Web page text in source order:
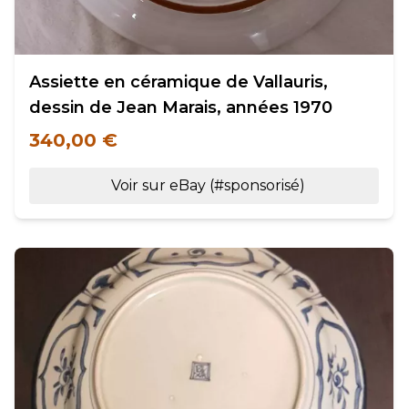
Assiette en céramique de Vallauris,
dessin de Jean Marais, années 1970
340,00 €
Voir sur eBay (#sponsorisé)